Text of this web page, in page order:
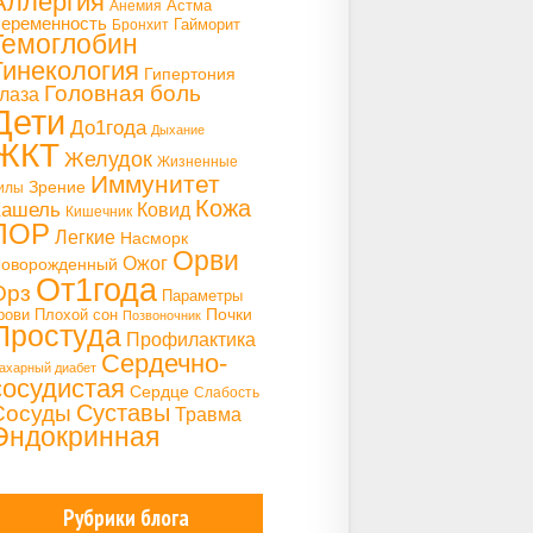
Анемия Астма
Бронхит Гайморит
Гипертония
Головная боль
До1года Дыхание
Желудок Жизненные
Зрение Иммунитет
Кишечник Ковид Кожа
Легкие Насморк
Ожог Орви
От1года Параметры
Плохой сон Позвоночник Почки
Профилактика
диабет Сердечно-
Сердце Слабость
Суставы Травма
Рубрики блога